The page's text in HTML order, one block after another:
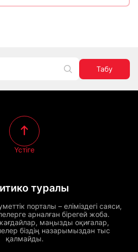
Табу
туралы
порталы – еліміздегі саяси,
арналған бірегей жоба.
жағдайлар, маңызды оқиғалар,
біздің назарымыздан тыс
қалмайды.
Үстіге